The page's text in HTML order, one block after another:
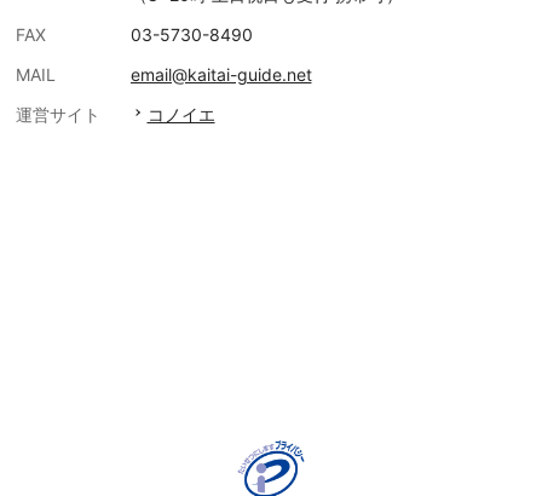
FAX
03-5730-8490
MAIL
email@kaitai-guide.net
運営サイト
コノイエ